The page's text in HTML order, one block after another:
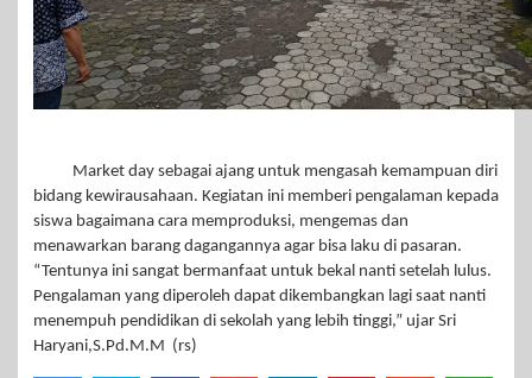
Market day sebagai ajang untuk mengasah kemampuan diri
bidang kewirausahaan. Kegiatan ini memberi pengalaman kepada
siswa bagaimana cara memproduksi, mengemas dan
menawarkan barang dagangannya agar bisa laku di pasaran.
“Tentunya ini sangat bermanfaat untuk bekal nanti setelah lulus.
Pengalaman yang diperoleh dapat dikembangkan lagi saat nanti
menempuh pendidikan di sekolah yang lebih tinggi,” ujar Sri
Haryani,S.Pd.M.M (rs)